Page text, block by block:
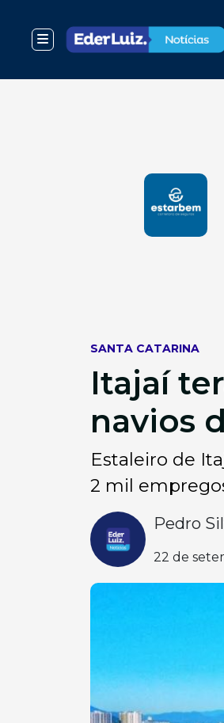
SANTA CATARINA
Itajaí
navios
Estaleiro de
2 mil
Pedro
22 de